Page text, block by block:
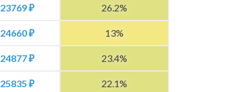
23769 ₽ 26.2%
24660 ₽ 13%
24877 ₽ 23.4%
25835 ₽ 22.1%